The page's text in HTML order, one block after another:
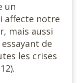
un
affecte notre
mais aussi
de
les crises